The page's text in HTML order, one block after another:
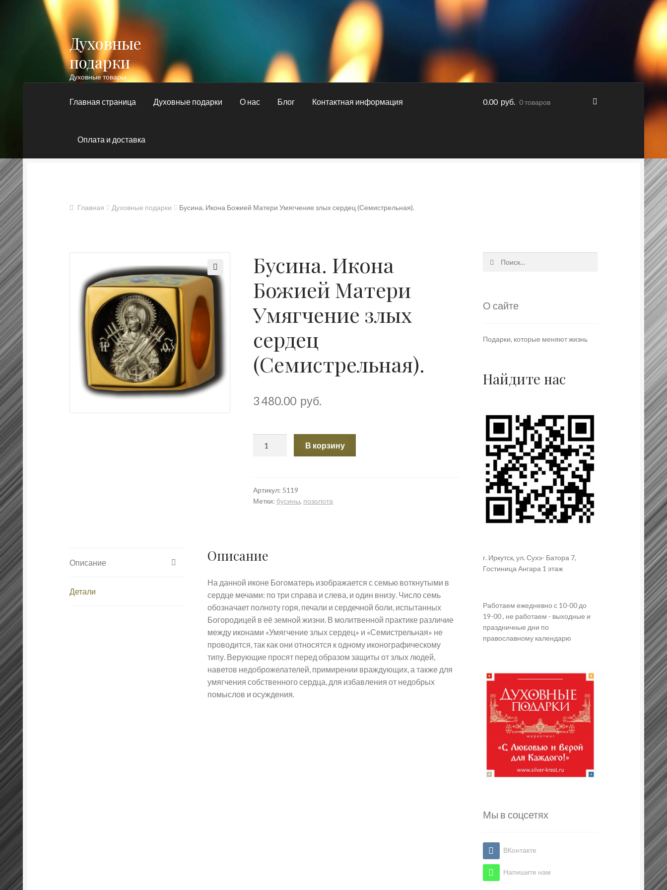
Перейти
к
навигации
Перейти
к
содержимому
Духовные
подарки
Духовные товары
Главная страница Духовные подарки О нас Блог Контактная информация
Оплата и доставка
0.00 руб. 0 товаров
Главная Духовные подарки Бусина. Икона Божией Матери Умягчение злых сердец (Семистрельная).
Бусина. Икона
Божией Матери
Умягчение злых
сердец
(Семистрельная).
3 480.00 руб.
Божией
Матери
(Семистрельная).
В корзину
Артикул: 5119
Метки: бусины, позолота
Описание
Детали
Описание
На данной иконе Богоматерь изображается с семью воткнутыми в
сердце мечами: по три справа и слева, и один внизу. Число семь
обозначает полноту горя, печали и сердечной боли, испытанных
Богородицей в её земной жизни. В молитвенной практике различие
между иконами «Умягчение злых сердец» и «Семистрельная» не
проводится, так как они относятся к одному иконографическому
типу. Верующие просят перед образом защиты от злых людей,
наветов недоброжелателей, примирении враждующих, а также для
умягчения собственного сердца, для избавления от недобрых
помыслов и осуждения.
О сайте
Подарки, которые меняют жизнь
Найдите нас
г. Иркутск, ул. Сухэ- Батора 7,
Гостиница Ангара 1 этаж
Работаем ежедневно с 10-00 до
19-00 , не работаем - выходные и
праздничные дни по
православному календарю
Мы в соцсетях
ВКонтакте
Напишите нам